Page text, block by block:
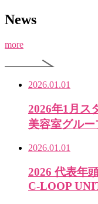
News
more
2026.01.01
2026年1月ス
美容室グル
2026.01.01
2026 代表年
C-LOOP